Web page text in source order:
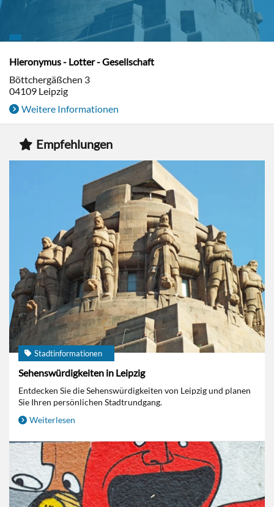
Hieronymus - Lotter - Gesellschaft
Böttchergäßchen 3
04109 Leipzig
Weitere Informationen
Empfehlungen
Stadtinformationen
Sehenswürdigkeiten in Leipzig
Entdecken Sie die Sehenswürdigkeiten von Leipzig und planen
Sie Ihren persönlichen Stadtrundgang.
Weiterlesen